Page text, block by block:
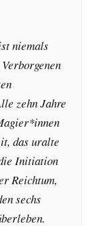
niemals
zehn Jahre
das uralte
Initiation
Reichtum,
sechs